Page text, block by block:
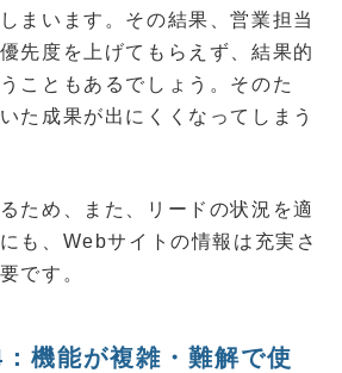
まいます。その結果、営業担当
先度を上げてもらえず、結果的
こともあるでしょう。そのた
た成果が出にくくなってしまう
ため、また、リードの状況を適
も、Webサイトの情報は充実さ
です。
機能が複雑・難解で使